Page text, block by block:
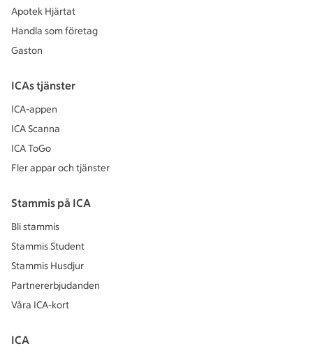
Apotek Hjärtat
Handla som företag
Gaston
ICAs tjänster
ICA-appen
ICA Scanna
ICA ToGo
Fler appar och tjänster
Stammis på ICA
Bli stammis
Stammis Student
Stammis Husdjur
Partnererbjudanden
Våra ICA-kort
ICA